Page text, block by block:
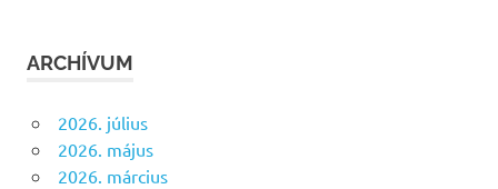
ARCHÍVUM
2026. július
2026. május
2026. március